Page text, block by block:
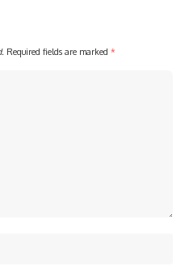
Required fields are marked *